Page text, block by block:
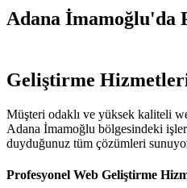
Adana İmamoğlu'da
Geliştirme
Müşteri odaklı ve yüksek kaliteli
Adana İmamoğlu bölgesindeki
duyduğunuz tüm çözümleri
Profesyonel Web Geliştirme